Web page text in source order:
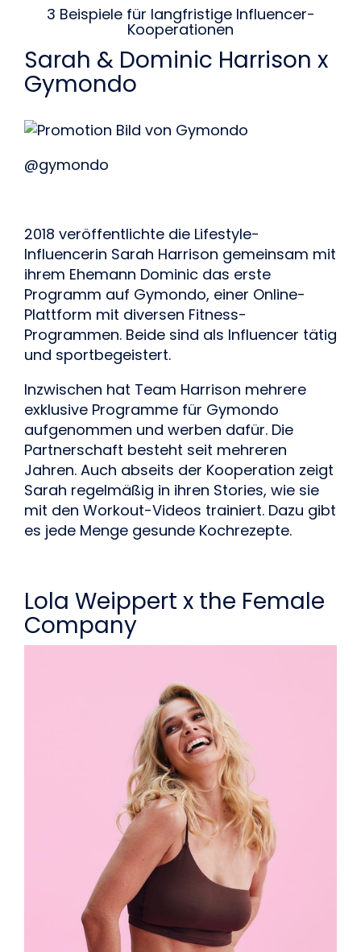
3 Beispiele für langfristige Influencer-
Kooperationen
Sarah & Dominic Harrison x
Gymondo
@gymondo
2018 veröffentlichte die Lifestyle-
Influencerin Sarah Harrison gemeinsam mit
ihrem Ehemann Dominic das erste
Programm auf Gymondo, einer Online-
Plattform mit diversen Fitness-
Programmen. Beide sind als Influencer tätig
und sportbegeistert.
Inzwischen hat Team Harrison mehrere
exklusive Programme für Gymondo
aufgenommen und werben dafür. Die
Partnerschaft besteht seit mehreren
Jahren. Auch abseits der Kooperation zeigt
Sarah regelmäßig in ihren Stories, wie sie
mit den Workout-Videos trainiert. Dazu gibt
es jede Menge gesunde Kochrezepte.
Lola Weippert x the Female
Company